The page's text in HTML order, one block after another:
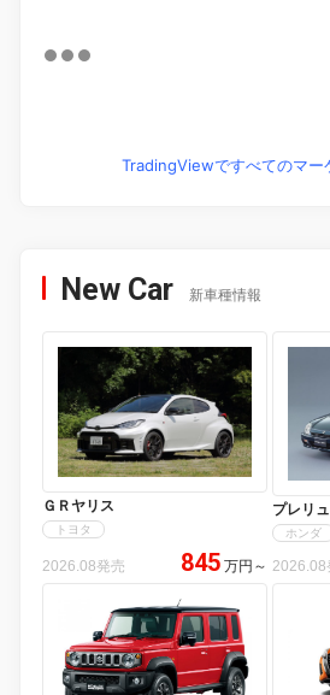
TradingViewですべてのマー
New Car 新車種情報
ＧＲヤリス
トヨタ
2026.08発売 845 万円 ～
プレリ
ホンダ
2026.08